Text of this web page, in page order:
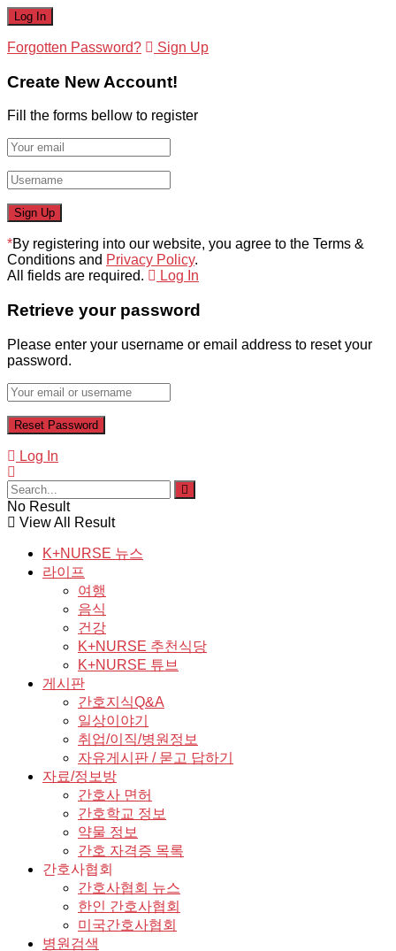
Forgotten Password? Sign Up
Create New Account!
Fill the forms bellow to register
*By registering into our website, you agree to the Terms &
Conditions and Privacy Policy.
All fields are required.
Log In
Retrieve your password
Please enter your username or email address to reset your
password.
Log In
No Result
View All Result
K+NURSE 뉴스
라이프
여행
음식
건강
K+NURSE 추천식당
K+NURSE 튜브
게시판
간호지식Q&A
일상이야기
취업/이직/병원정보
자유게시판 / 묻고 답하기
자료/정보방
간호사 면허
간호학교 정보
약물 정보
간호 자격증 목록
간호사협회
간호사협회 뉴스
한인 간호사협회
미국간호사협회
병원검색